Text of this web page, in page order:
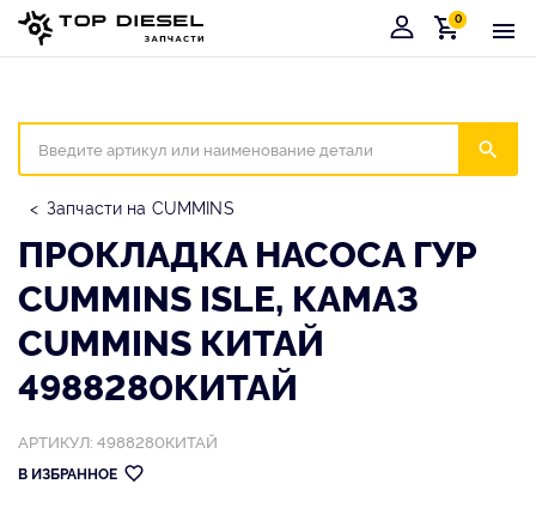
Корзина
0
Запчасти на CUMMINS
ПРОКЛАДКА НАСОСА ГУР
CUMMINS ISLE, КАМАЗ
CUMMINS КИТАЙ
4988280КИТАЙ
АРТИКУЛ: 4988280КИТАЙ
В ИЗБРАННОЕ